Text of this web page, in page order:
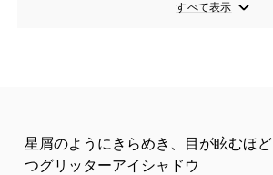
すべて表示
星屑のようにきらめき、目が眩むほ
つグリッターアイシャドウ